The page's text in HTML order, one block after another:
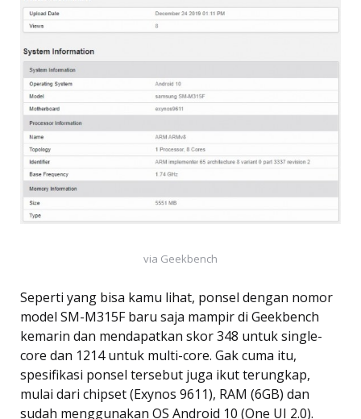
via Geekbench
Seperti yang bisa kamu lihat, ponsel dengan nomor
model SM-M315F baru saja mampir di Geekbench
kemarin dan mendapatkan skor 348 untuk single-
core dan 1214 untuk multi-core. Gak cuma itu,
spesifikasi ponsel tersebut juga ikut terungkap,
mulai dari chipset (Exynos 9611), RAM (6GB) dan
sudah menggunakan OS Android 10 (One UI 2.0).